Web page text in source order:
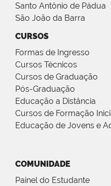
Santo Antônio de Pádua
São João da Barra
CURSOS
Formas de Ingresso
Cursos Técnicos
Cursos de Graduação
Pós-Graduação
Educação a Distância
Cursos de Formação
Educação de Jovens e
COMUNIDADE
Painel do Estudante